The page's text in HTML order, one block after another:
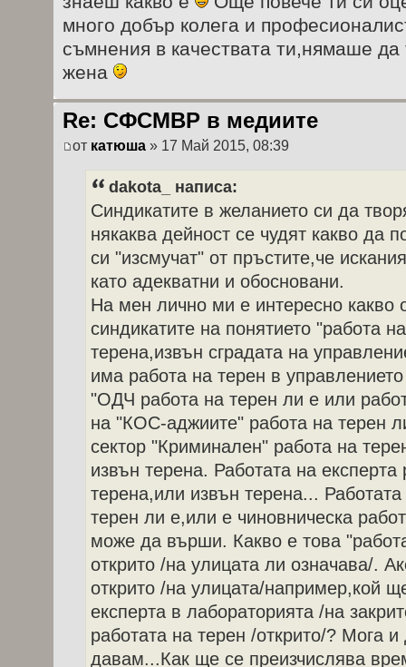
много добър колега и
съмнения в качествата ти,нямаше
жена
Re: СФСМВР в медиите
от катюша » 17 Май 2015, 08:39
dakota_ написа:
Синдикатите в желанието си да
някаква дейност се чудят какво да
си "изсмучат" от пръстите,че
като адекватни и обосновани.
На мен лично ми е интересно какво
синдикатите на понятието "работа
терена,извън сградата на
има работа на терен в
"ОДЧ работа на терен ли е или
на "КОС-аджиите" работа на терен
сектор "Криминален" работа на
извън терена. Работата на
терена,или извън терена...
терен ли е,или е чиновническа
може да върши. Какво е това
открито /на улицата ли означава/.
открито /на улицата/например,кой
експерта в лабораторията /на
работата на терен /открито/? Мога
давам...Как ще се преизчислява